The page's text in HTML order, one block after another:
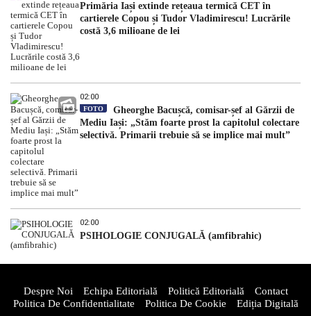
Primăria Iași extinde rețeaua termică CET în
cartierele Copou și Tudor Vladimirescu! Lucrările
costă 3,6 milioane de lei
02:00
FOTO
Gheorghe Bacușcă, comisar-șef al Gărzii de
Mediu Iași: „Stăm foarte prost la capitolul colectare
selectivă. Primarii trebuie să se implice mai mult”
02:00
PSIHOLOGIE CONJUGALĂ (amfibrahic)
Despre Noi Echipa Editorială Politică Editorială
Contact
Politica De Confidentialitate
Politica De Cookie Ediția Digitală